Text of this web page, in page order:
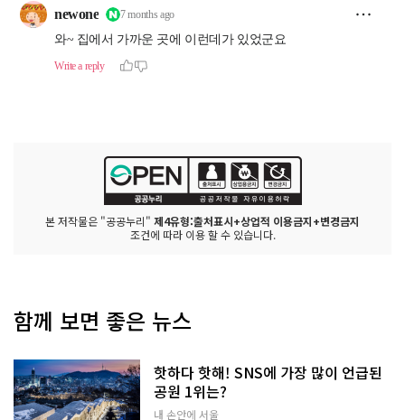
본 저작물은 "공공누리" 제4유형:출처표시+상업적 이용금지+변경금지
조건에 따라 이용 할 수 있습니다.
함께 보면 좋은 뉴스
핫하다 핫해! SNS에 가장 많이 언급된
공원 1위는?
내 손안에 서울